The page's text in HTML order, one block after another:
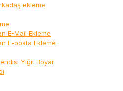
ekleme
E-Mail Ekleme
E-posta Ekleme
Yiğit Boyar